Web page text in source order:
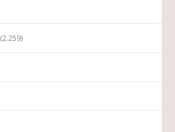
(2.259)